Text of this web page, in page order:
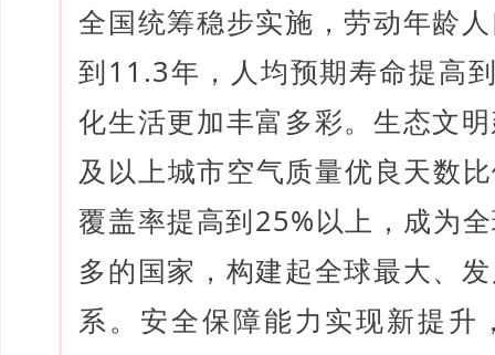
全国统筹稳步实施，劳动年龄
到11.3年，人均预期寿命提高
化生活更加丰富多彩。生态文
及以上城市空气质量优良天数
覆盖率提高到25%以上，成为
多的国家，构建起全球最大、
系。安全保障能力实现新提升